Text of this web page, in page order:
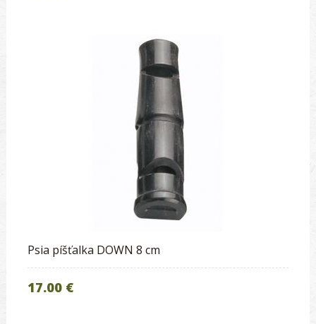
Psia píšťalka DOWN 8 cm
17.00 €